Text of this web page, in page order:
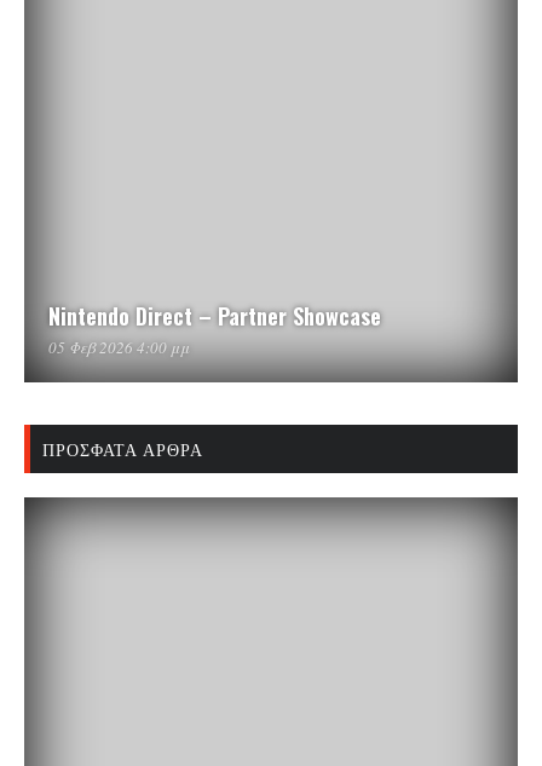
Nintendo Direct – Partner Showcase
05 Φεβ 2026 4:00 μμ
ΠΡΌΣΦΑΤΑ ΆΡΘΡΑ